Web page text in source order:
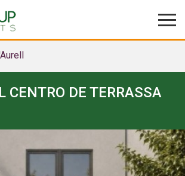
CENTRO DE TERRASSA